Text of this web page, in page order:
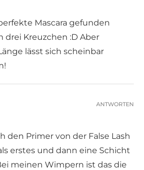
Mascara gefunden
drei Kreuzchen :D Aber
lässt sich scheinbar
den Primer von der False Lash
erstes und dann eine Schicht
meinen Wimpern ist das die
ANTWORTEN